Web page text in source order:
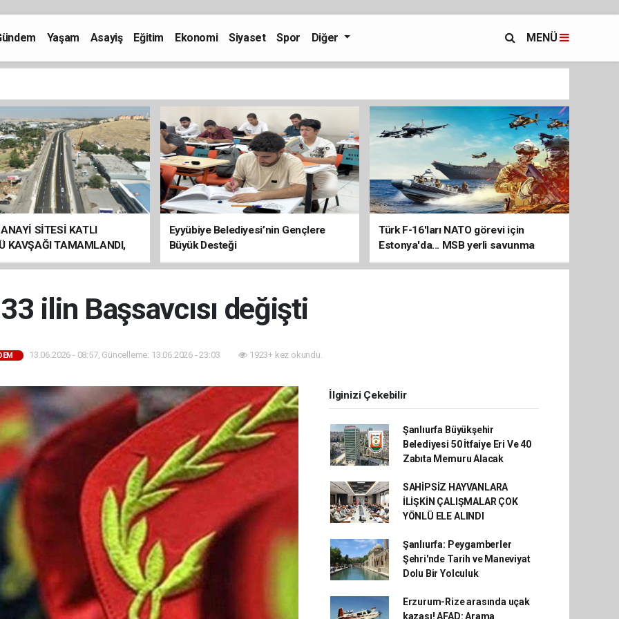
Yaşam Asayiş Eğitim Ekonomi Siyaset Spor Diğer MENÜ
SİTESİ KATLI
KAVŞAĞI TAMAMLANDI,
BAŞLADI
Eyyübiye Belediyesi’nin Gençlere
Büyük Desteği
Türk F-16'ları NATO görevi için
Estonya'da... MSB yerli savunma
sistemleriyle güçleniyor
33 ilin Başsavcısı değişti
13.06.2026 - 08:57, Güncelleme: 13.06.2026 - 23:03 1923+ kez okundu.
İlginizi Çekebilir
Şanlıurfa Büyükşehir
Belediyesi 50 İtfaiye Eri Ve 40
Zabıta Memuru Alacak
SAHİPSİZ HAYVANLARA
İLİŞKİN ÇALIŞMALAR ÇOK
YÖNLÜ ELE ALINDI
Şanlıurfa: Peygamberler
Şehri'nde Tarih ve Maneviyat
Dolu Bir Yolculuk
Erzurum-Rize arasında uçak
kazası! AFAD: Arama